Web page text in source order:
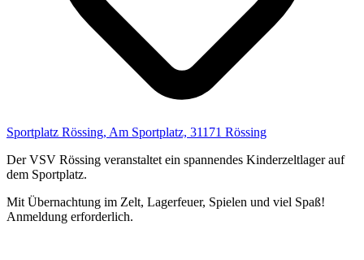
Sportplatz Rössing, Am Sportplatz, 31171 Rössing
Der VSV Rössing veranstaltet ein spannendes Kinderzeltlager auf
dem Sportplatz.
Mit Übernachtung im Zelt, Lagerfeuer, Spielen und viel Spaß!
Anmeldung erforderlich.